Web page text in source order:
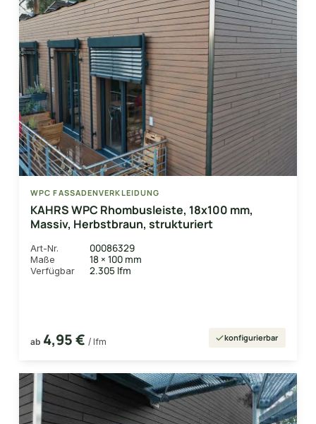
WPC FASSADENVERKLEIDUNG
KAHRS WPC Rhombusleiste, 18x100 mm,
Massiv, Herbstbraun, strukturiert
Art-Nr. 00086329
Maße 18 × 100 mm
Verfügbar 2.305 lfm
ab 4,95 € / lfm konfigurierbar